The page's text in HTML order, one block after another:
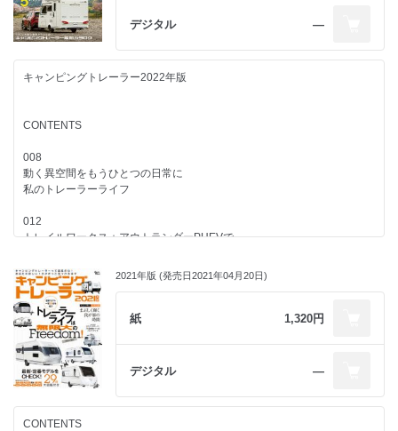
072
30周年記念
エアストリームジャパン大感謝祭&交流会
トレーラーで江戸時代にタイムスリップ
083
キャンピングトレーラーを理解するための5つのポイント
“くるま旅施設”で出来きること
092
キャンピングトレーラー用語
094
キャンピングトレーラービルダーガイド
トーザイアテオ
・THE CUBER Adventure/Adventure Offroad
・Hobby Beachy 360
・HYMER ERIBA Touring 310
・HYMER ERIBA Touring 530
プラチナムインターナショナル
・Forest River Wolf Pup 17JW BLACKLABEL
013
キャンピングトレーラーの魅力
014
“旅するリビング”を手に入れてクルマ旅に出るために必要なモノ
キャンピングトレーラーの必需品
・トリガノ アルバ 350 VIP1.0
［インディアナRV］
・トレイルワークス ラウンジ 2022
・トレイルワークス カーゴ
032
・アドリア アドーラ 522UP
・アドリア アビバ 400PS
038
・エアストリーム フライングクラウド 23FB ツイン
・エアストリーム バンビ 16RB
［エアストリームジャパン］
042
・カシータ テキサス ロデオ 17フィート
・スキャンプ ロデオミニ 13フィート タイプⅠ／タイプⅡ
デジタル ―
キャンピングトレーラー2022年版
CONTENTS
008
動く異空間をもうひとつの日常に
私のトレーラーライフ
012
トレイルワークス＋アウトランダーPHEVで
キャンピングトレーラーでとことん楽しんじゃえ！
017
定番＆最新トレーラーおすすめモデル21台を一気に紹介！
快適トレーラーで気ままな旅生活
インディアナ・RV
TRIGANO Emeraude 406 VIP MAX
TRIGANO Emeraude 376 VIP
2021年版 (発売日2021年04月20日)
紙 1,320円
デジタル ―
CONTENTS